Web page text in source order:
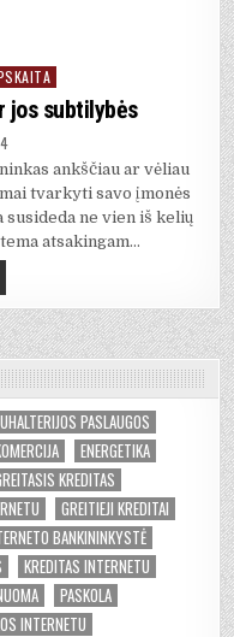
jos subtilybės
ankščiau ar vėliau
tvarkyti savo įmonės
ne vien iš kelių
atsakingam…
PASLAUGOS
ENERGETIKA
KREDITAS
GREITIEJI KREDITAI
BANKININKYSTĖ
KREDITAS INTERNETU
PASKOLA
INTERNETU